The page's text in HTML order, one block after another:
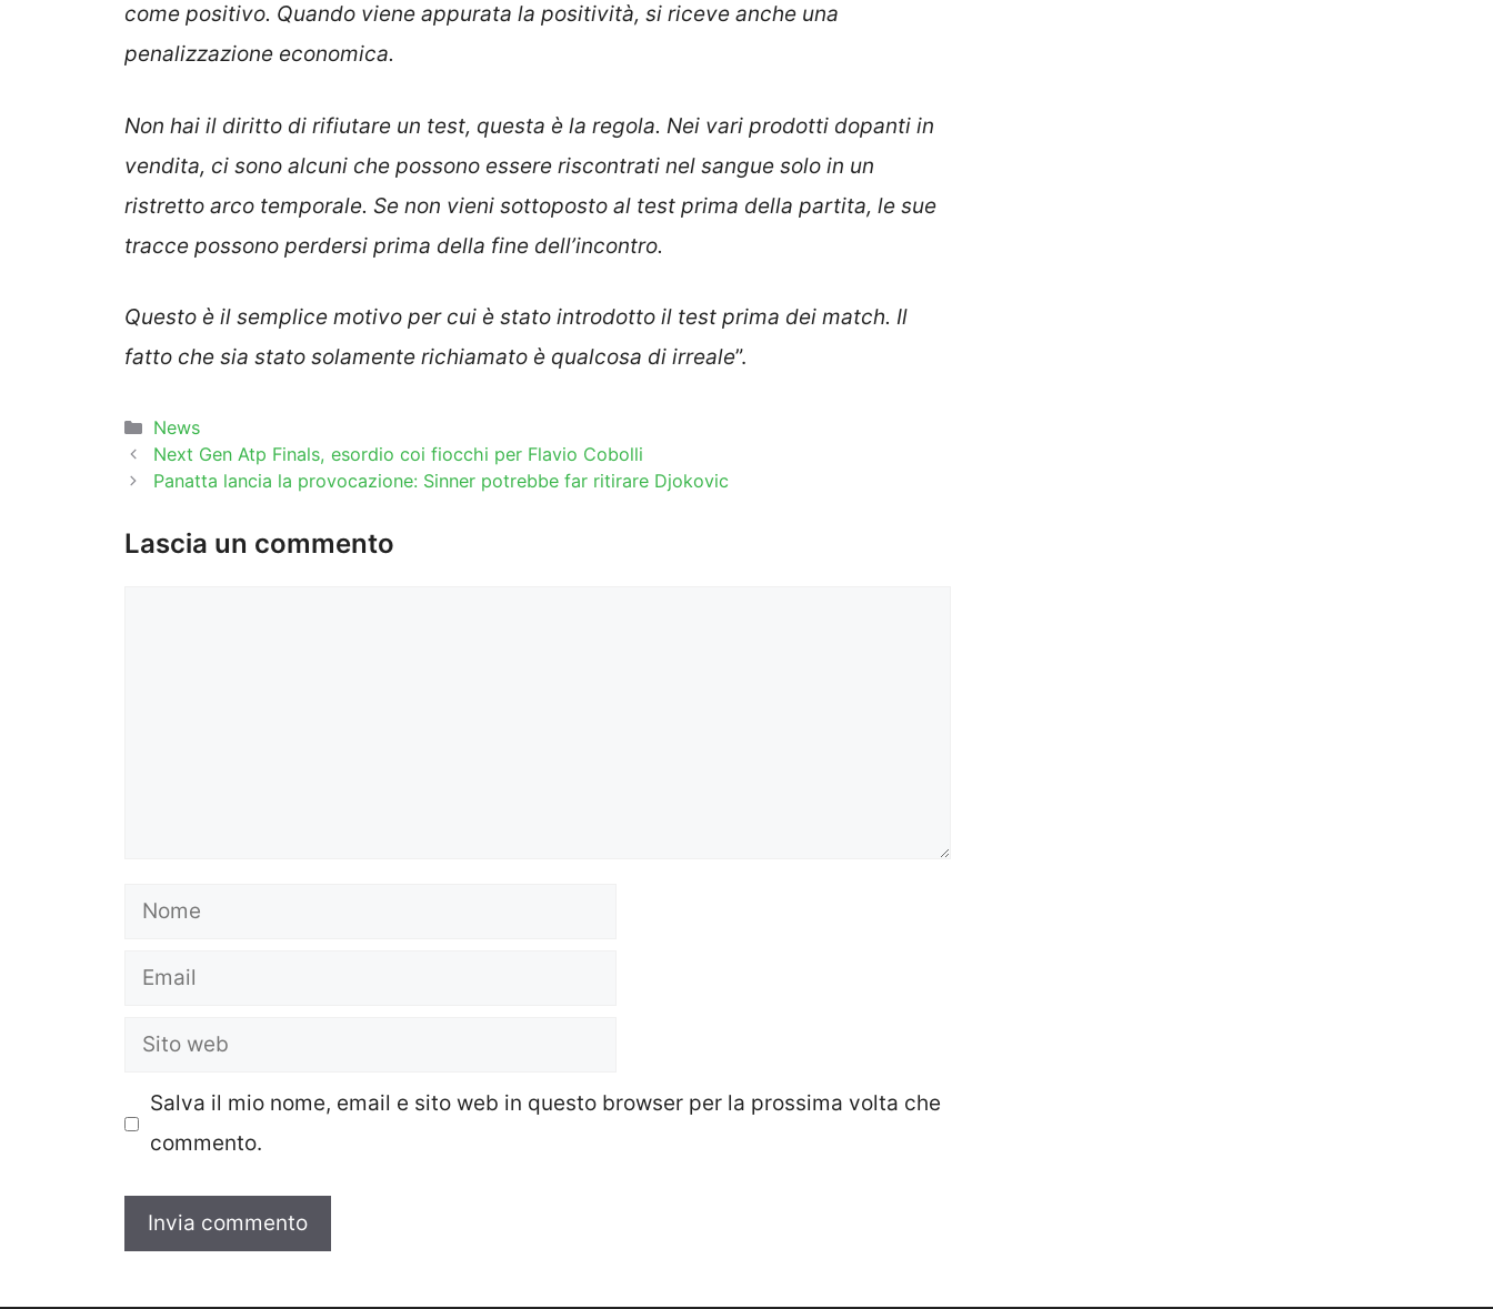
come positivo. Quando viene appurata la positività, si riceve anche una
penalizzazione economica.
Non hai il diritto di rifiutare un test, questa è la regola. Nei vari prodotti dopanti in
vendita, ci sono alcuni che possono essere riscontrati nel sangue solo in un
ristretto arco temporale. Se non vieni sottoposto al test prima della partita, le sue
tracce possono perdersi prima della fine dell’incontro.
Questo è il semplice motivo per cui è stato introdotto il test prima dei match. Il
fatto che sia stato solamente richiamato è qualcosa di irreale”.
Categorie
News
Next Gen Atp Finals, esordio coi fiocchi per Flavio Cobolli
Panatta lancia la provocazione: Sinner potrebbe far ritirare Djokovic
Lascia un commento
Nome
Email
Sito
Salva il mio nome, email e sito web in questo browser per la prossima volta che
commento.